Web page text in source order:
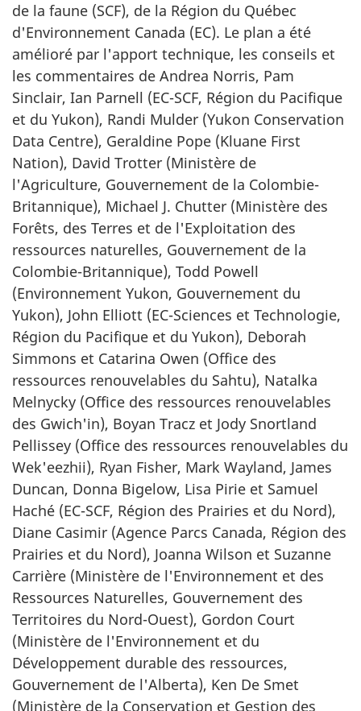
de la faune (SCF), de la Région du Québec
d'Environnement Canada (EC). Le plan a été
amélioré par l'apport technique, les conseils et
les commentaires de Andrea Norris, Pam
Sinclair, Ian Parnell (EC-SCF, Région du Pacifique
et du Yukon), Randi Mulder (Yukon Conservation
Data Centre), Geraldine Pope (Kluane First
Nation), David Trotter (Ministère de
l'Agriculture, Gouvernement de la Colombie-
Britannique), Michael J. Chutter (Ministère des
Forêts, des Terres et de l'Exploitation des
ressources naturelles, Gouvernement de la
Colombie-Britannique), Todd Powell
(Environnement Yukon, Gouvernement du
Yukon), John Elliott (EC-Sciences et Technologie,
Région du Pacifique et du Yukon), Deborah
Simmons et Catarina Owen (Office des
ressources renouvelables du Sahtu), Natalka
Melnycky (Office des ressources renouvelables
des Gwich'in), Boyan Tracz et Jody Snortland
Pellissey (Office des ressources renouvelables du
Wek'eezhii), Ryan Fisher, Mark Wayland, James
Duncan, Donna Bigelow, Lisa Pirie et Samuel
Haché (EC-SCF, Région des Prairies et du Nord),
Diane Casimir (Agence Parcs Canada, Région des
Prairies et du Nord), Joanna Wilson et Suzanne
Carrière (Ministère de l'Environnement et des
Ressources Naturelles, Gouvernement des
Territoires du Nord-Ouest), Gordon Court
(Ministère de l'Environnement et du
Développement durable des ressources,
Gouvernement de l'Alberta), Ken De Smet
(Ministère de la Conservation et Gestion des